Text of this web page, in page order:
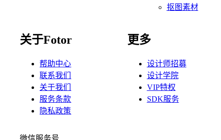
抠图素材
关于Fotor
帮助中心
联系我们
关于我们
服务条款
隐私政策
更多
设计师招募
设计学院
VIP特权
SDK服务
微信服务号